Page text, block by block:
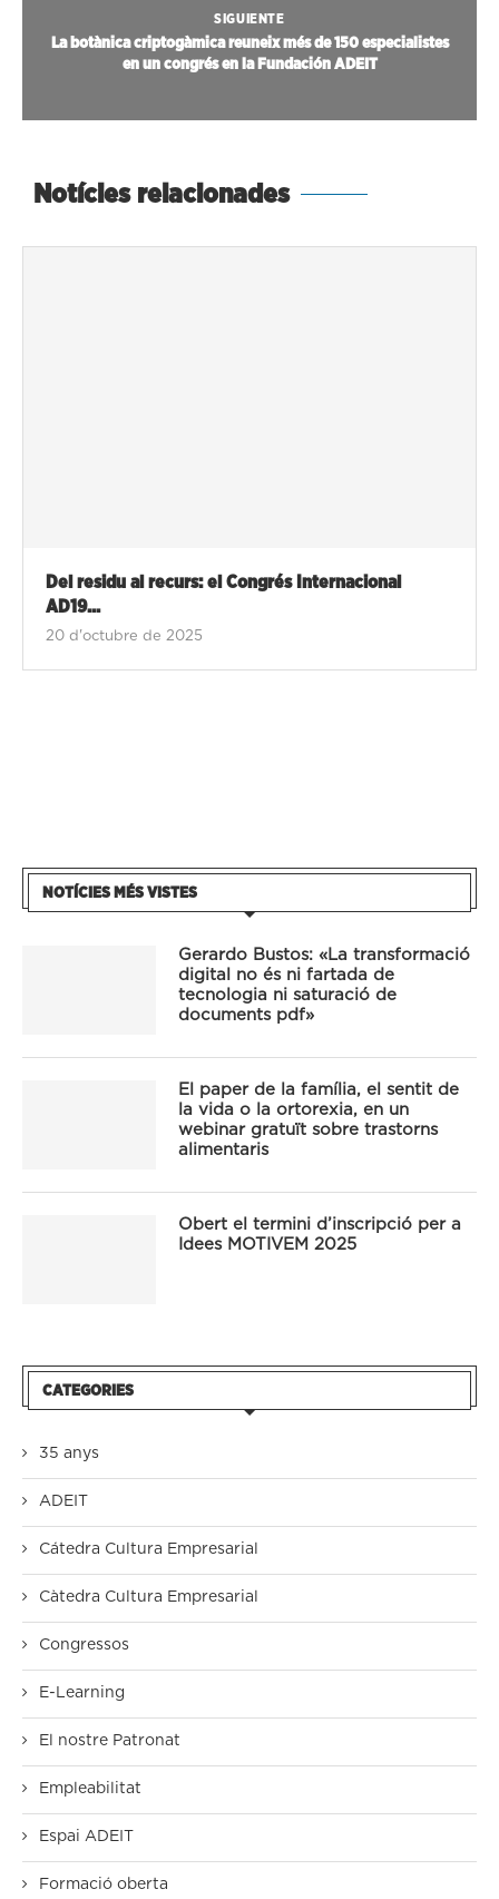
SIGUIENTE
La botànica criptogàmica reuneix més de 150 especialistes
en un congrés en la Fundación ADEIT
Notícies relacionades
Del residu al recurs: el Congrés Internacional
AD19...
20 d'octubre de 2025
NOTÍCIES MÉS VISTES
Gerardo Bustos: «La transformació
digital no és ni fartada de
tecnologia ni saturació de
documents pdf»
El paper de la família, el sentit de
la vida o la ortorexia, en un
webinar gratuït sobre trastorns
alimentaris
Obert el termini d’inscripció per a
Idees MOTIVEM 2025
CATEGORIES
35 anys
ADEIT
Cátedra Cultura Empresarial
Càtedra Cultura Empresarial
Congressos
E-Learning
El nostre Patronat
Empleabilitat
Espai ADEIT
Formació oberta